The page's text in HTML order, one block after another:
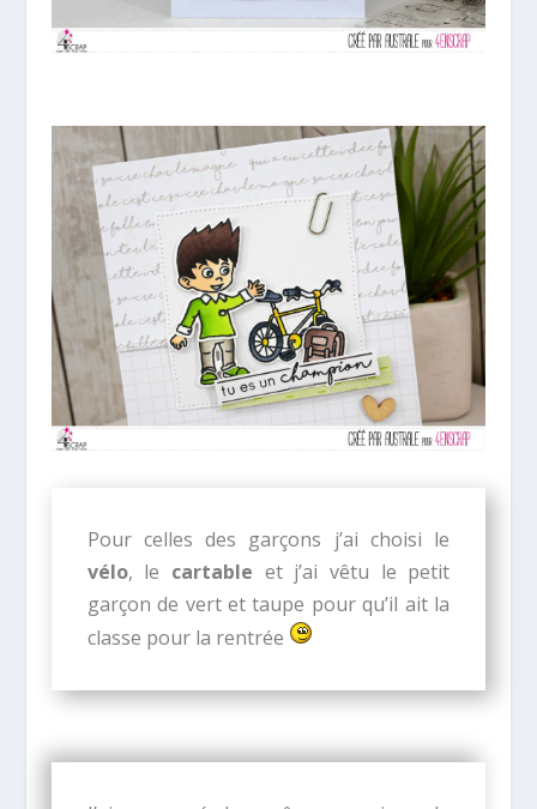
Pour celles des garçons j’ai choisi le
vélo, le cartable et j’ai vêtu le petit
garçon de vert et taupe pour qu’il ait la
classe pour la rentrée